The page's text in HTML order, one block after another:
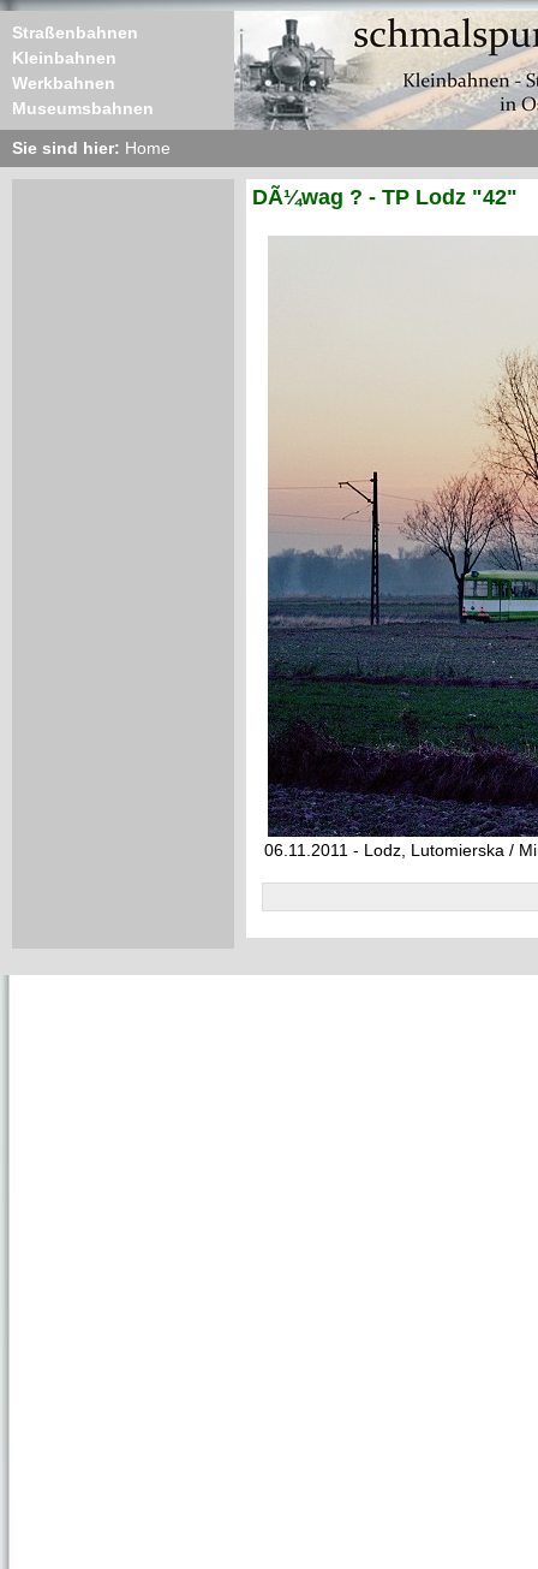
Straßenbahnen
Kleinbahnen
Werkbahnen
Museumsbahnen
Sie sind hier: Home
DÃ¼wag ? - TP Lodz "42"
06.11.2011 - Lodz, Lutomierska /